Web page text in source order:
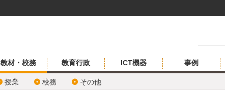
教材・校務
授業 校務 その他
教育行政 ICT機器 事例